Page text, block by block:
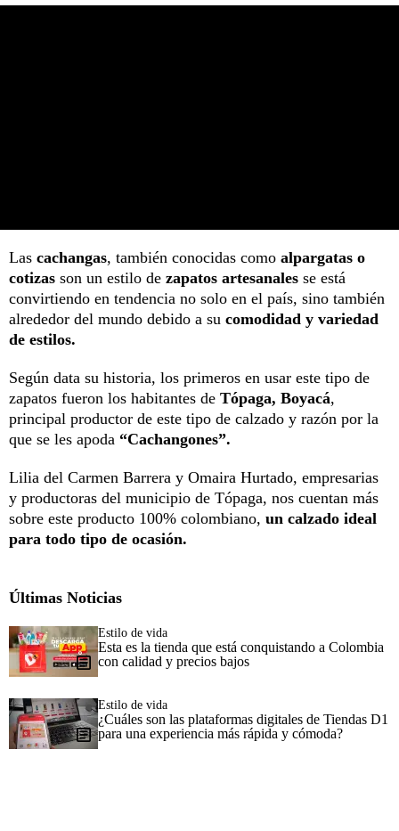
Las cachangas, también conocidas como alpargatas o
cotizas son un estilo de zapatos artesanales se está
convirtiendo en tendencia no solo en el país, sino también
alrededor del mundo debido a su comodidad y variedad
de estilos.
Según data su historia, los primeros en usar este tipo de
zapatos fueron los habitantes de Tópaga, Boyacá,
principal productor de este tipo de calzado y razón por la
que se les apoda “Cachangones”.
Lilia del Carmen Barrera y Omaira Hurtado, empresarias
y productoras del municipio de Tópaga, nos cuentan más
sobre este producto 100% colombiano, un calzado ideal
para todo tipo de ocasión.
Últimas Noticias
Estilo de vida
Esta es la tienda que está conquistando a Colombia
con calidad y precios bajos
Estilo de vida
¿Cuáles son las plataformas digitales de Tiendas D1
para una experiencia más rápida y cómoda?